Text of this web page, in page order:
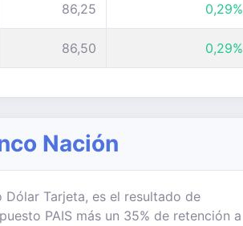
86,25 0,29%
86,50 0,29%
Nación
Tarjeta, es el resultado de
PAIS más un 35% de retención a